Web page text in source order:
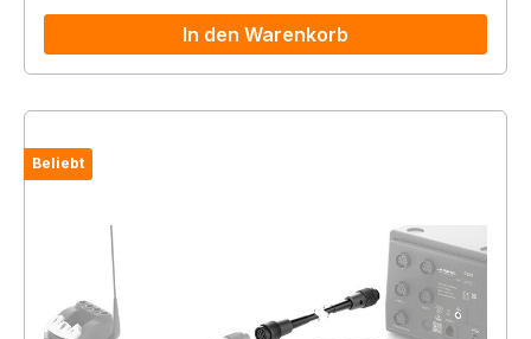
In den Warenkorb
Beliebt